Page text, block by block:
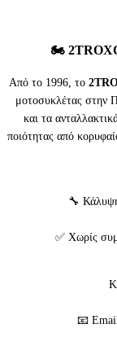
🏍️
Από το 1996, το
μοτοσυκλέτας στην
και τα
ποιότητας από
🔧
✅ Χωρίς
📧